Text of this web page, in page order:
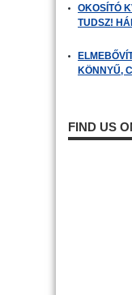
OKOSÍTÓ
TUDSZ!
KÖNNYŰ,
FIND US